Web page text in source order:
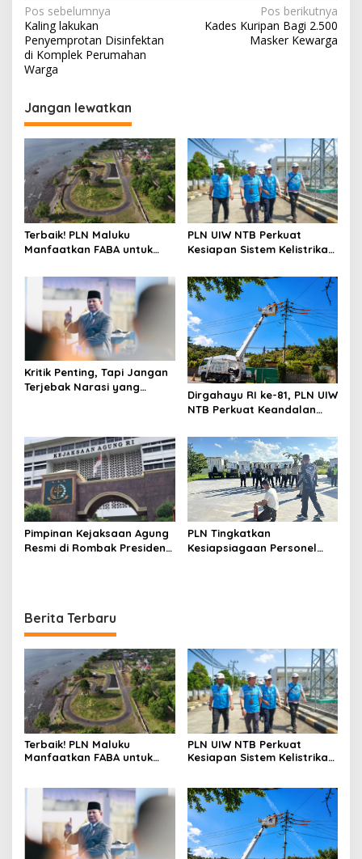
Navigasi
pos
Pos sebelumnya
Kaling lakukan
Penyemprotan Disinfektan
di Komplek Perumahan
Warga
Pos berikutnya
Kades Kuripan Bagi 2.500
Masker Kewarga
Jangan lewatkan
Terbaik! PLN Maluku
Manfaatkan FABA untuk
Selawaring Tidore
PLN UIW NTB Perkuat
Kesiapan Sistem Kelistrikan
Masyarakat
Kritik Penting, Tapi Jangan
Terjebak Narasi yang
Dirgahayu RI ke-81, PLN UIW
NTB Perkuat Keandalan
melalui PDKB di Sumbawa
Pimpinan Kejaksaan Agung
Resmi di Rombak Presiden
PLN Tingkatkan
Kesiapsiagaan Personel
Berita Terbaru
Terbaik! PLN Maluku
Manfaatkan FABA untuk
PLN UIW NTB Perkuat
Kesiapan Sistem Kelistrikan